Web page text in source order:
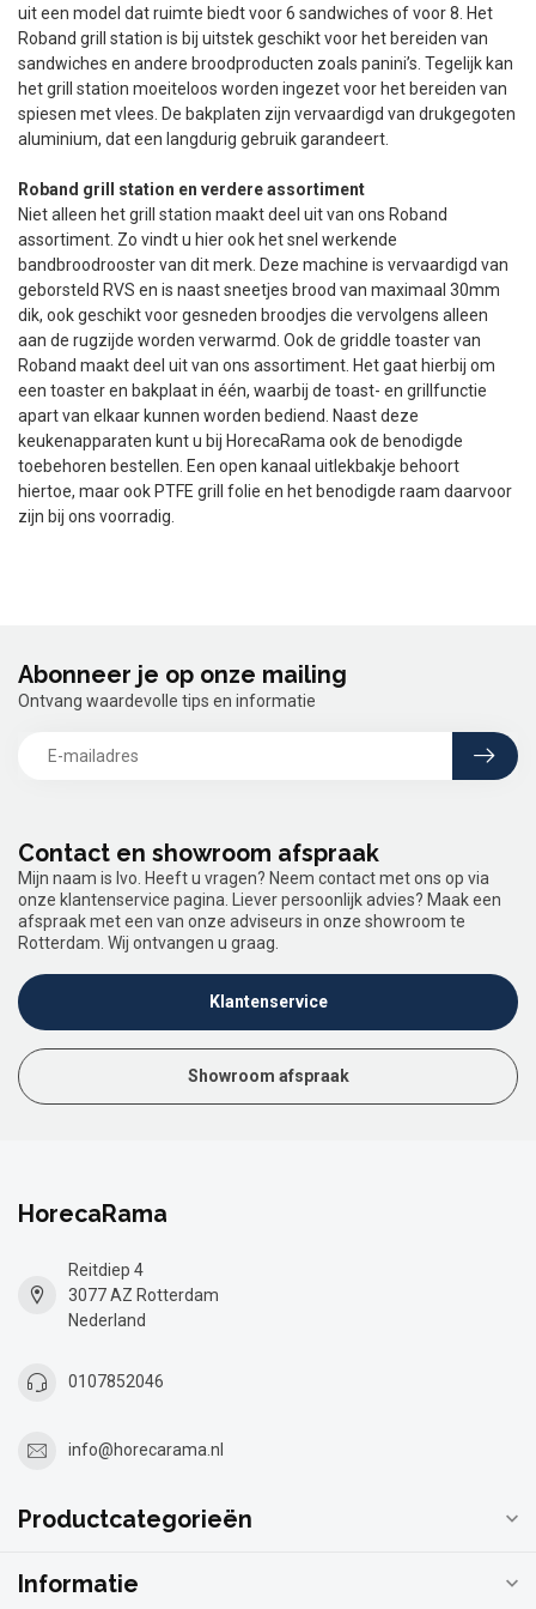
uit een model dat ruimte biedt voor 6 sandwiches of voor 8. Het
Roband grill station is bij uitstek geschikt voor het bereiden van
sandwiches en andere broodproducten zoals panini’s. Tegelijk kan
het grill station moeiteloos worden ingezet voor het bereiden van
spiesen met vlees. De bakplaten zijn vervaardigd van drukgegoten
aluminium, dat een langdurig gebruik garandeert.
Roband grill station en verdere assortiment
Niet alleen het grill station maakt deel uit van ons Roband
assortiment. Zo vindt u hier ook het snel werkende
bandbroodrooster van dit merk. Deze machine is vervaardigd van
geborsteld RVS en is naast sneetjes brood van maximaal 30mm
dik, ook geschikt voor gesneden broodjes die vervolgens alleen
aan de rugzijde worden verwarmd. Ook de griddle toaster van
Roband maakt deel uit van ons assortiment. Het gaat hierbij om
een toaster en bakplaat in één, waarbij de toast- en grillfunctie
apart van elkaar kunnen worden bediend. Naast deze
keukenapparaten kunt u bij HorecaRama ook de benodigde
toebehoren bestellen. Een open kanaal uitlekbakje behoort
hiertoe, maar ook PTFE grill folie en het benodigde raam daarvoor
zijn bij ons voorradig.
Contact en showroom afspraak
Mijn naam is Ivo. Heeft u vragen? Neem contact met ons op via
onze klantenservice pagina. Liever persoonlijk advies? Maak een
afspraak met een van onze adviseurs in onze showroom te
Rotterdam. Wij ontvangen u graag.
Klantenservice
Showroom afspraak
Abonneer je op onze mailing
Ontvang waardevolle tips en informatie
HorecaRama
Reitdiep 4
3077 AZ Rotterdam
Nederland
0107852046
info@horecarama.nl
Productcategorieën
Informatie